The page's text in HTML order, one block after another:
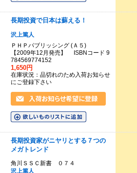
長期投資で日本は蘇える！
沢上篤人
ＰＨＰパブリッシング (Ａ５)
【2009年12月発売】 ISBNコード 9
784569774152
1,650円
在庫状況：品切れのため入荷お知らせ
にご登録下さい
長期投資家がニヤリとする７つの
メガトレンド
角川ＳＳＣ新書 ０７４
沢上篤人